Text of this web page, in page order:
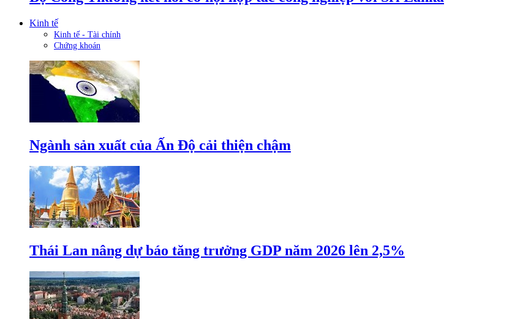
Kinh tế
Kinh tế - Tài chính
Chứng khoán
Ngành sản xuất của Ấn Độ cải thiện chậm
Thái Lan nâng dự báo tăng trưởng GDP năm 2026 lên 2,5%